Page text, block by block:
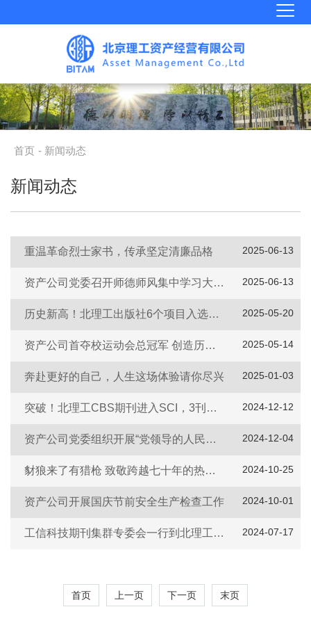
首页 - 新闻动态
新闻动态
2025-06-13
重温革命烈士家书，传承坚定清廉品格
2025-06-13
资产公司党委召开师德师风集中学习大会暨警示教育大会
2025-05-20
历史新高！北理工出版社6个项目入选2025年度国家出版基金项目
2025-05-14
资产公司首夺校运动会总冠军 创造历史新篇章
2025-01-03
奔赴更好的自己，人生这场体验请你尽兴
2024-12-12
突破！北理工CBS期刊进入SCI，3刊入选中国科技期刊卓越二期
2024-12-04
资产公司党委组织开展“党领导的人民军工展”现场教学实践活动
2024-10-25
豺狼来了有猎枪 致敬跨越七十年的热血与荣光
2024-10-01
资产公司开展国庆节前安全生产检查工作
2024-07-17
工信科技期刊集群专委会一行到北理工调研座谈
首页 上一页 下一页 末页